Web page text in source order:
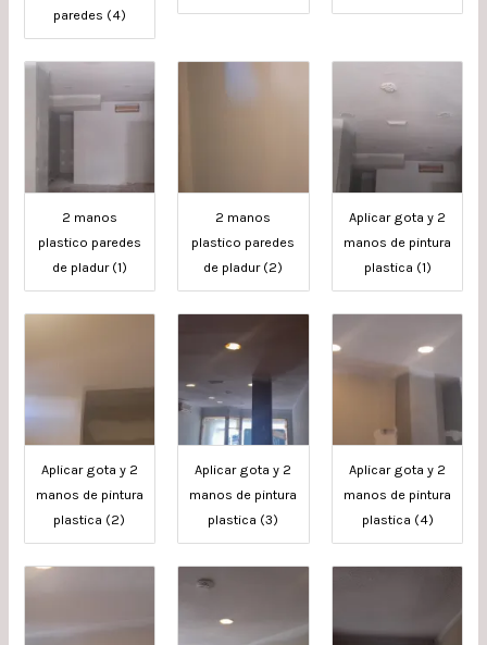
paredes (4)
2 manos
plastico paredes
de pladur (1)
2 manos
plastico paredes
de pladur (2)
Aplicar gota y 2
manos de pintura
plastica (1)
Aplicar gota y 2
manos de pintura
plastica (2)
Aplicar gota y 2
manos de pintura
plastica (3)
Aplicar gota y 2
manos de pintura
plastica (4)